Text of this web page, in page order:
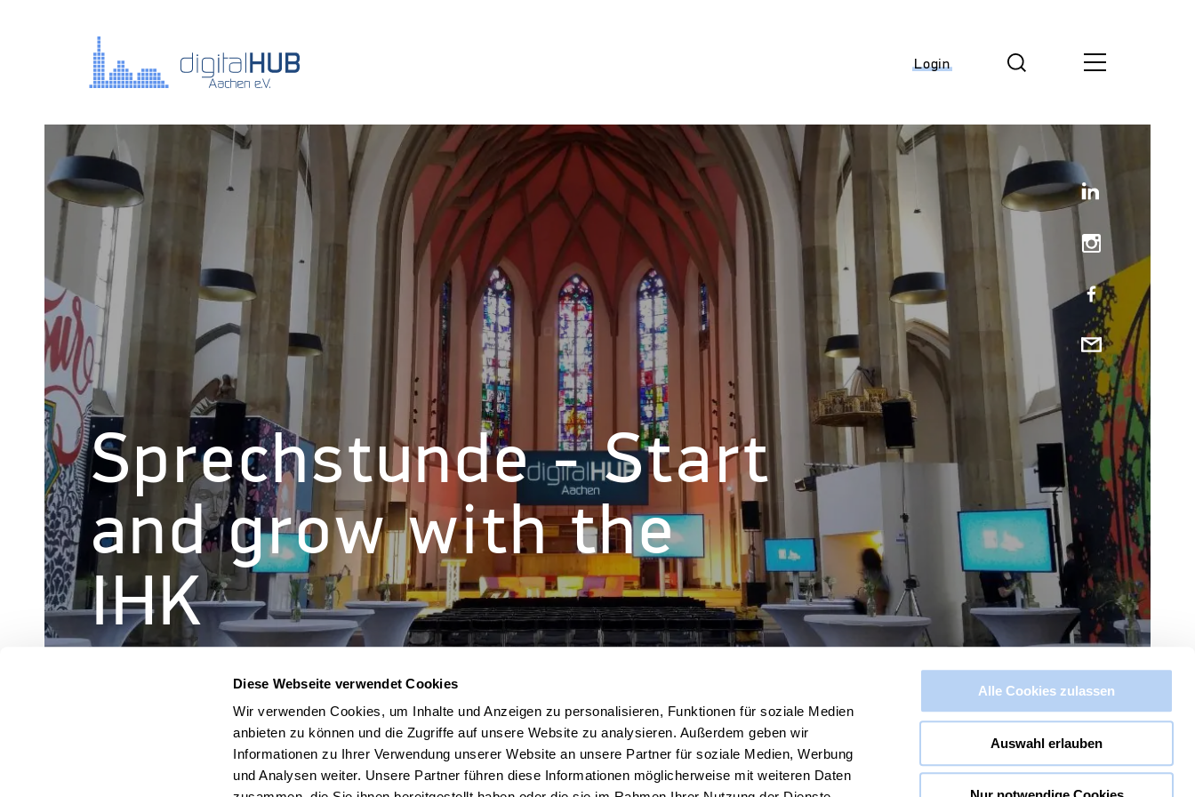
Diese Webseite verwendet Cookies
Wir verwenden Cookies, um Inhalte und Anzeigen zu personalisieren, Funktionen für soziale Medien
anbieten zu können und die Zugriffe auf unsere Website zu analysieren. Außerdem geben wir
Informationen zu Ihrer Verwendung unserer Website an unsere Partner für soziale Medien, Werbung
und Analysen weiter. Unsere Partner führen diese Informationen möglicherweise mit weiteren Daten
Alle Cookies zulassen
Auswahl erlauben
Login
Sprechstunde - Start
and grow with the
IHK
« Alle Veranstaltungen